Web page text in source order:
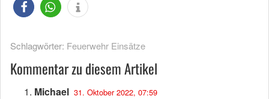
Schlagwörter: Feuerwehr Einsätze
Kommentar zu diesem Artikel
Michael 31. Oktober 2022, 07:59